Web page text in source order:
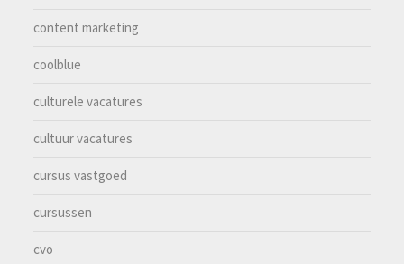
content marketing
coolblue
culturele vacatures
cultuur vacatures
cursus vastgoed
cursussen
cvo